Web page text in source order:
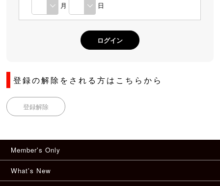
月 日
登録の解除をされる方はこちらから
登録解除
Member's Only
What's New